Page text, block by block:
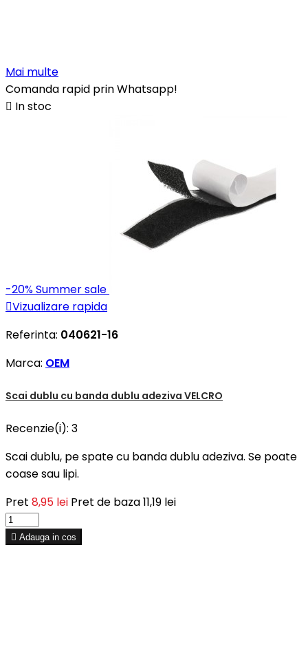
Mai multe
Comanda rapid prin Whatsapp!
 In stoc
-20%Summer sale
Vizualizare rapida
Referinta: 040621-16
Marca: OEM
Scai dublu cu banda dublu adeziva VELCRO
Recenzie(i): 3
Scai dublu, pe spate cu banda dublu adeziva. Se poate
coase sau lipi.
Pret 8,95 lei Pret de baza11,19 lei
 Adauga in cos